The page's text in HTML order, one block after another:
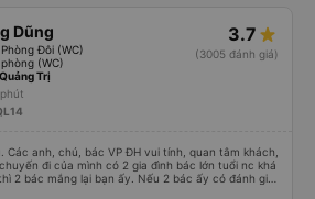
Dũng
Đôi (WC)
(WC)
3.7
(3005 đánh giá)
Trị
Các anh, chú, bác VP ĐH vui tính, quan tâm khách,
2 bác mắng lại bạn ấy. Nếu 2 bác ấy có đánh giá
Bạn ấy nhắc nhở rất đúng. 2 bác nói rất to. To